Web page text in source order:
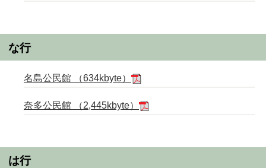
な行
名島公民館 （634kbyte）
奈多公民館 （2,445kbyte）
は行